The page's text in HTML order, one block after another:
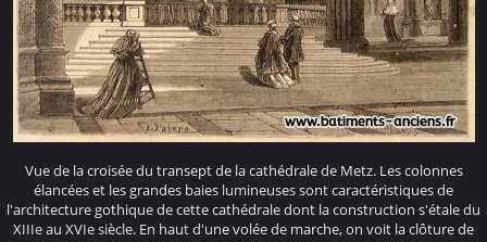
Vue de la croisée du transept de la cathédrale de Metz. Les colonnes
élancées et les grandes baies lumineuses sont caractéristiques de
l'architecture gothique de cette cathédrale dont la construction s'étale du
XIIIe au XVIe siècle. En haut d'une volée de marche, on voit la clôture de